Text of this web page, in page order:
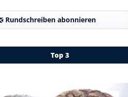
Rundschreiben abonnieren
Top 3